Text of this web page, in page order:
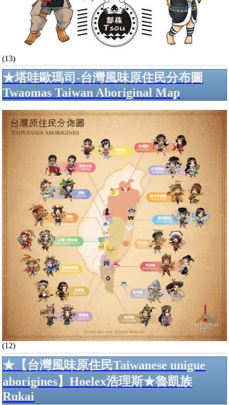
(13)
★塔哇歐瑪司-台灣風味原住民分布圖
Twaomas Taiwan Aboriginal Map
(12)
★【台灣風味原住民Taiwanese unigue
aborigines】Hoelex浩理斯★魯凱族
Rukai